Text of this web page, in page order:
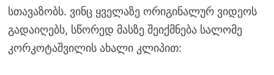
სთავაზობს. ვინც ყველაზე ორიგინალურ ვიდეოს
გადაიღებს, სწორედ მასზე შეიქმნება სალომე
კორკოტაშვილის ახალი კლიპით: